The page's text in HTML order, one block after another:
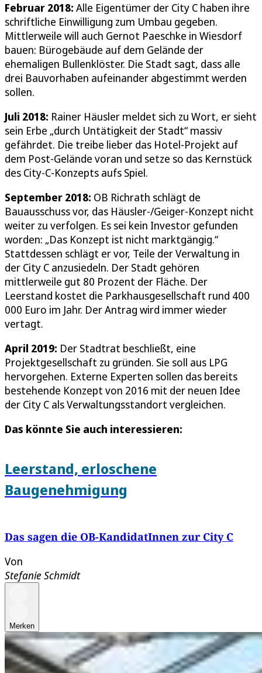
Februar 2018: Alle Eigentümer der City C haben ihre
schriftliche Einwilligung zum Umbau gegeben.
Mittlerweile will auch Gernot Paeschke in Wiesdorf
bauen: Bürogebäude auf dem Gelände der
ehemaligen Bullenklöster. Die Stadt sagt, dass alle
drei Bauvorhaben aufeinander abgestimmt werden
sollen.
Juli 2018: Rainer Häusler meldet sich zu Wort, er sieht
sein Erbe „durch Untätigkeit der Stadt“ massiv
gefährdet. Die treibe lieber das Hotel-Projekt auf
dem Post-Gelände voran und setze so das Kernstück
des City-C-Konzepts aufs Spiel.
September 2018: OB Richrath schlägt de
Bauausschuss vor, das Häusler-/Geiger-Konzept nicht
weiter zu verfolgen. Es sei kein Investor gefunden
worden: „Das Konzept ist nicht marktgängig.“
Stattdessen schlägt er vor, Teile der Verwaltung in
der City C anzusiedeln. Der Stadt gehören
mittlerweile gut 80 Prozent der Fläche. Der
Leerstand kostet die Parkhausgesellschaft rund 400
000 Euro im Jahr. Der Antrag wird immer wieder
vertagt.
April 2019: Der Stadtrat beschließt, eine
Projektgesellschaft zu gründen. Sie soll aus LPG
hervorgehen. Externe Experten sollen das bereits
bestehende Konzept von 2016 mit der neuen Idee
der City C als Verwaltungsstandort vergleichen.
Das könnte Sie auch interessieren:
Leerstand, erloschene
Baugenehmigung
Das sagen die OB-KandidatInnen zur City C
Von
Stefanie Schmidt
Merken